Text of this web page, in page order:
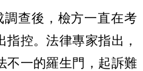
查後，檢方一直在考
控。法律專家指出，
不一的羅生門，起訴難